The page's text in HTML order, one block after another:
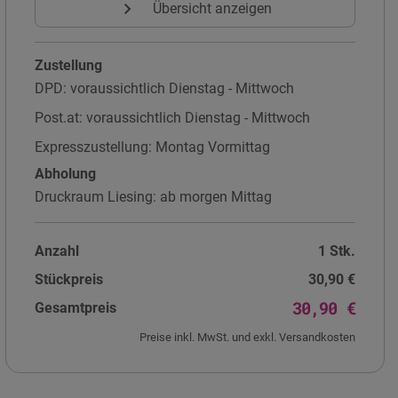
expand_more Übersicht anzeigen
Zustellung
DPD: voraussichtlich Dienstag - Mittwoch
Post.at: voraussichtlich Dienstag - Mittwoch
Expresszustellung: Montag Vormittag
Abholung
Druckraum Liesing: ab morgen Mittag
Anzahl
1 Stk.
Stückpreis
30,90 €
Gesamtpreis
30,90 €
Preise inkl. MwSt. und exkl. Versandkosten